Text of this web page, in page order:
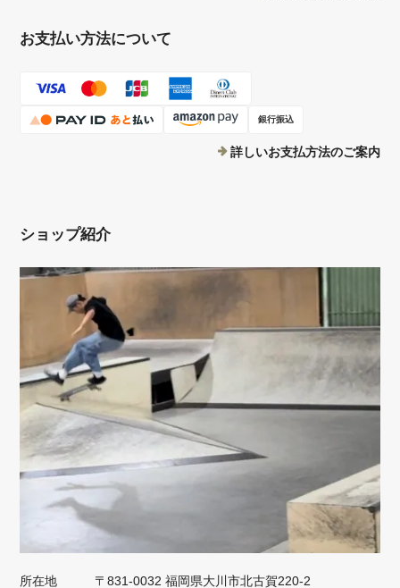
お支払い方法について
銀行振込
詳しいお支払方法のご案内
ショップ紹介
所在地
〒831-0032 福岡県大川市北古賀220-2